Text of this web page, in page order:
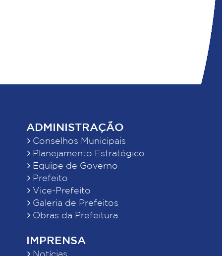
ADMINISTRAÇÃO
Conselhos Municipais
Planejamento Estratégico
Equipe de Governo
Prefeito
Vice-Prefeito
Galeria de Prefeitos
Obras da Prefeitura
IMPRENSA
Notícias